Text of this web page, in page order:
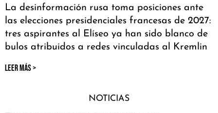
La desinformación rusa toma posiciones ante
las elecciones presidenciales francesas de 2027:
tres aspirantes al Elíseo ya han sido blanco de
bulos atribuidos a redes vinculadas al Kremlin
LEER MÁS >
NOTICIAS